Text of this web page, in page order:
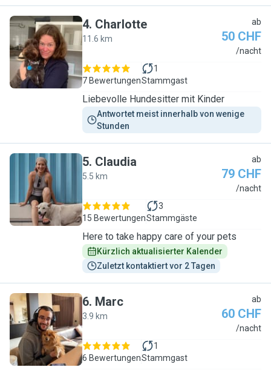
C
4. Charlotte
11.6 km
ab
50 CHF
/nacht
7 Bewertungen
1
Stammgast
Liebevolle Hundesitter mit Kinder
Antwortet meist innerhalb von wenige
Stunden
C
5. Claudia
5.5 km
ab
79 CHF
/nacht
15 Bewertungen
3
Stammgäste
Here to take happy care of your pets
Kürzlich aktualisierter Kalender
Zuletzt kontaktiert vor 2 Tagen
M
6. Marc
3.9 km
ab
60 CHF
/nacht
6 Bewertungen
1
Stammgast